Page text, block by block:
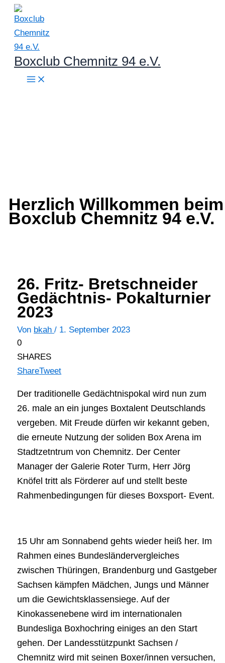
Zum
Inhalt
springen
Boxclub Chemnitz 94 e.V.
Herzlich Willkommen beim
Boxclub Chemnitz 94 e.V.
26. Fritz- Bretschneider
Gedächtnis- Pokalturnier
2023
Von bkah/ 1. September 2023
0
SHARES
ShareTweet
Der traditionelle Gedächtnispokal wird nun zum
26. male an ein junges Boxtalent Deutschlands
vergeben. Mit Freude dürfen wir kekannt geben,
die erneute Nutzung der soliden Box Arena im
Stadtzetntrum von Chemnitz. Der Center
Manager der Galerie Roter Turm, Herr Jörg
Knöfel tritt als Förderer auf und stellt beste
Rahmenbedingungen für dieses Boxsport- Event.
15 Uhr am Sonnabend gehts wieder heiß her. Im
Rahmen eines Bundesländervergleiches
zwischen Thüringen, Brandenburg und Gastgeber
Sachsen kämpfen Mädchen, Jungs und Männer
um die Gewichtsklassensiege. Auf der
Kinokassenebene wird im internationalen
Bundesliga Boxhochring einiges an den Start
gehen. Der Landesstützpunkt Sachsen /
Chemnitz wird mit seinen Boxer/innen versuchen,